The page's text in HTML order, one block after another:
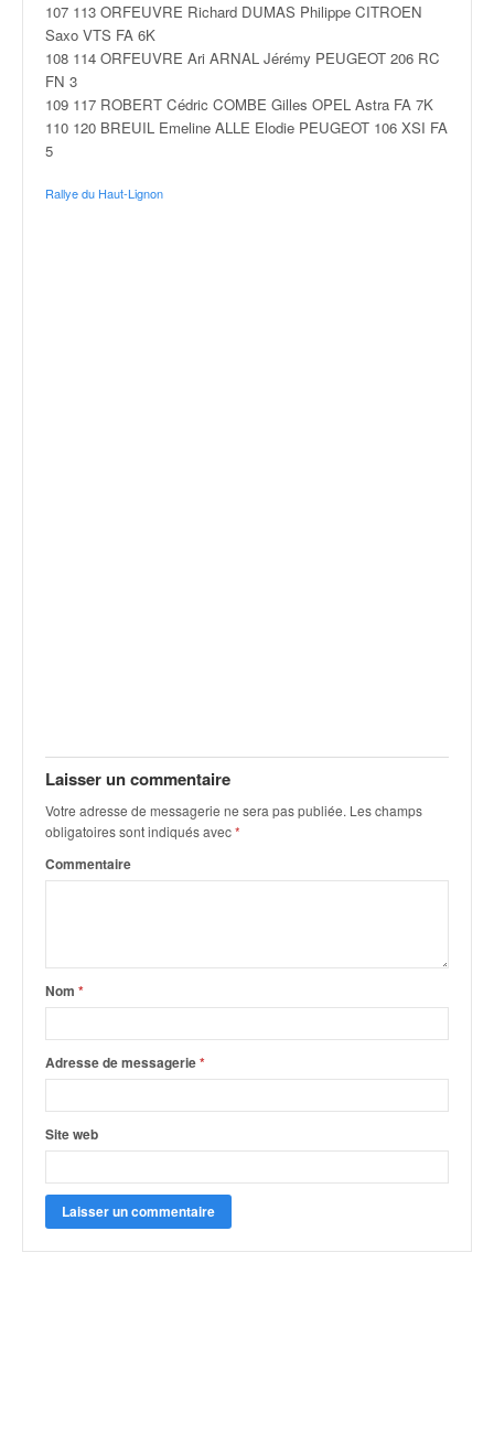
107 113 ORFEUVRE Richard DUMAS Philippe CITROEN
Saxo VTS FA 6K
108 114 ORFEUVRE Ari ARNAL Jérémy PEUGEOT 206 RC
FN 3
109 117 ROBERT Cédric COMBE Gilles OPEL Astra FA 7K
110 120 BREUIL Emeline ALLE Elodie PEUGEOT 106 XSI FA
5
Rallye du Haut-Lignon
Laisser un commentaire
Votre adresse de messagerie ne sera pas publiée. Les champs
obligatoires sont indiqués avec*
Commentaire
Nom *
Adresse de messagerie*
Site web